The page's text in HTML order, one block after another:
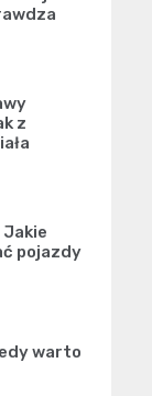
z
Jakie
pojazdy
warto